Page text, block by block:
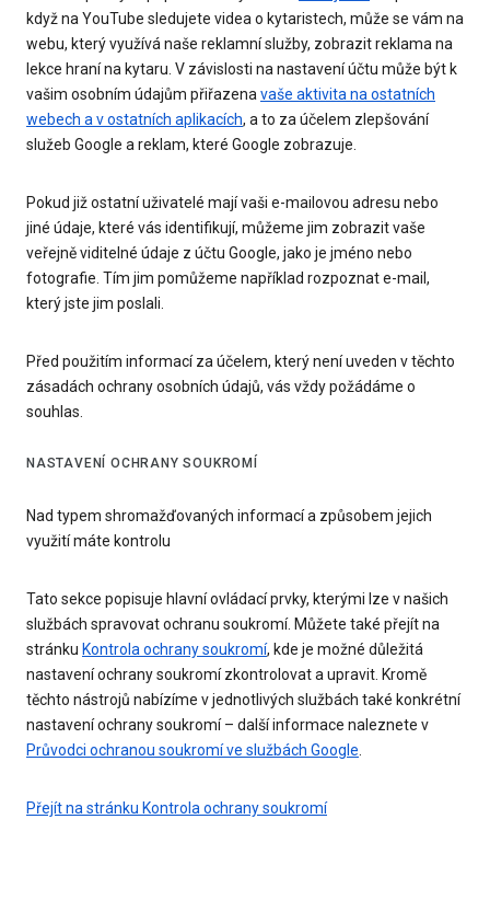
když na YouTube sledujete videa o kytaristech, může se vám na
webu, který využívá naše reklamní služby, zobrazit reklama na
lekce hraní na kytaru. V závislosti na nastavení účtu může být k
vašim osobním údajům přiřazena vaše aktivita na ostatních
webech a v ostatních aplikacích, a to za účelem zlepšování
služeb Google a reklam, které Google zobrazuje.
Pokud již ostatní uživatelé mají vaši e-mailovou adresu nebo
jiné údaje, které vás identifikují, můžeme jim zobrazit vaše
veřejně viditelné údaje z účtu Google, jako je jméno nebo
fotografie. Tím jim pomůžeme například rozpoznat e-mail,
který jste jim poslali.
Před použitím informací za účelem, který není uveden v těchto
zásadách ochrany osobních údajů, vás vždy požádáme o
souhlas.
NASTAVENÍ OCHRANY SOUKROMÍ
Nad typem shromažďovaných informací a způsobem jejich
využití máte kontrolu
Tato sekce popisuje hlavní ovládací prvky, kterými lze v našich
službách spravovat ochranu soukromí. Můžete také přejít na
stránku Kontrola ochrany soukromí, kde je možné důležitá
nastavení ochrany soukromí zkontrolovat a upravit. Kromě
těchto nástrojů nabízíme v jednotlivých službách také konkrétní
nastavení ochrany soukromí – další informace naleznete v
Průvodci ochranou soukromí ve službách Google
Přejít na stránku Kontrola ochrany soukromí